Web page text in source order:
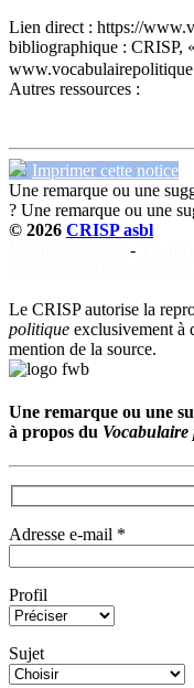
Lien direct : https://
bibliographique : CRISP,
Autres ressources :
Imprimer cette notice
Une remarque ou une
? Une remarque ou une
© 2026 CRISP asbl
-
Le CRISP autorise la
politique exclusivement à
mention de la source.
Une remarque ou une
à propos du Vocabulaire
Adresse e-mail *
Profil
Sujet